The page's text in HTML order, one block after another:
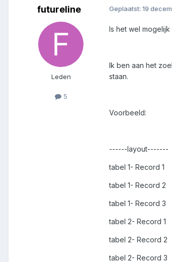
futureline
Leden
5
Geplaatst: 19
Is het wel
Ik ben aan het
staan.
Voorbeeld:
------layout-------
tabel 1- Record 1
tabel 1- Record 2
tabel 1- Record 3
tabel 2- Record 1
tabel 2- Record 2
tabel 2- Record 3